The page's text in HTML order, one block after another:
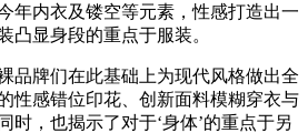
年内衣及镂空等元素，性感打造出一
凸显身段的重点于服装。
牌们在此基础上为现代风格做出全
性感错位印花、创新面料模糊穿衣与
时，也揭示了对于‘身体’的重点于另